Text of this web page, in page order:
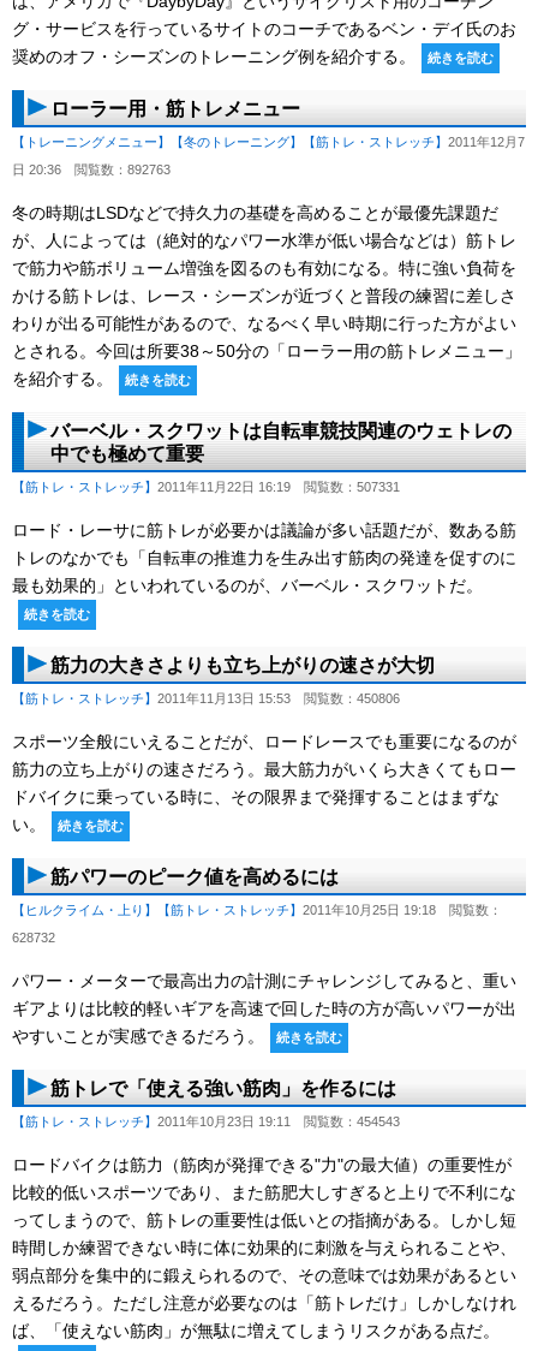
グ・サービスを行っているサイトのコーチであるベン・デイ氏のお
奨めのオフ・シーズンのトレーニング例を紹介する。
続きを読む
ローラー用・筋トレメニュー
【トレーニングメニュー】 【冬のトレーニング】 【筋トレ・ストレッチ】 2011年12月7
日 20:36 閲覧数：892763
冬の時期はLSDなどで持久力の基礎を高めることが最優先課題だ
が、人によっては（絶対的なパワー水準が低い場合などは）筋トレ
で筋力や筋ボリューム増強を図るのも有効になる。特に強い負荷を
かける筋トレは、レース・シーズンが近づくと普段の練習に差しさ
わりが出る可能性があるので、なるべく早い時期に行った方がよい
とされる。今回は所要38～50分の「ローラー用の筋トレメニュー」
を紹介する。
続きを読む
バーベル・スクワットは自転車競技関連のウェトレの
中でも極めて重要
【筋トレ・ストレッチ】 2011年11月22日 16:19 閲覧数：507331
ロード・レーサに筋トレが必要かは議論が多い話題だが、数ある筋
トレのなかでも「自転車の推進力を生み出す筋肉の発達を促すのに
最も効果的」といわれているのが、バーベル・スクワットだ。
続きを読む
筋力の大きさよりも立ち上がりの速さが大切
【筋トレ・ストレッチ】 2011年11月13日 15:53 閲覧数：450806
スポーツ全般にいえることだが、ロードレースでも重要になるのが
筋力の立ち上がりの速さだろう。最大筋力がいくら大きくてもロー
ドバイクに乗っている時に、その限界まで発揮することはまずな
い。
続きを読む
筋パワーのピーク値を高めるには
【ヒルクライム・上り】 【筋トレ・ストレッチ】 2011年10月25日 19:18 閲覧数：
628732
パワー・メーターで最高出力の計測にチャレンジしてみると、重い
ギアよりは比較的軽いギアを高速で回した時の方が高いパワーが出
やすいことが実感できるだろう。
続きを読む
筋トレで「使える強い筋肉」を作るには
【筋トレ・ストレッチ】 2011年10月23日 19:11 閲覧数：454543
ロードバイクは筋力（筋肉が発揮できる"力"の最大値）の重要性が
比較的低いスポーツであり、また筋肥大しすぎると上りで不利にな
ってしまうので、筋トレの重要性は低いとの指摘がある。しかし短
時間しか練習できない時に体に効果的に刺激を与えられることや、
弱点部分を集中的に鍛えられるので、その意味では効果があるとい
えるだろう。ただし注意が必要なのは「筋トレだけ」しかしなけれ
ば、「使えない筋肉」が無駄に増えてしまうリスクがある点だ。